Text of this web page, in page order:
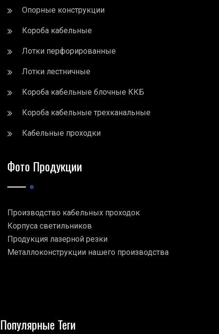
Опорные конструкции
Короба кабельные
Лотки перфорированные
Лотки лестничные
Короба кабельные блочные ККБ
Короба кабельные трехканальные
Кабельные проходки
Фото Продукции
Производство кабельных проходок
Корпуса светильников
Продукция лазерной резки
Металлоконструкции нашего производства
Популярные Теги